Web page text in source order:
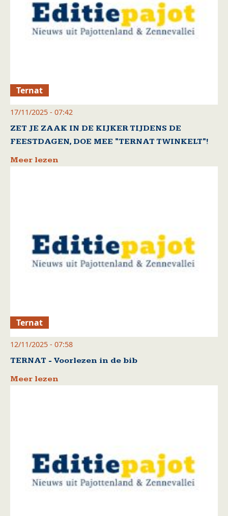
Ternat
17/11/2025 - 07:42
ZET JE ZAAK IN DE KIJKER TIJDENS DE
FEESTDAGEN, DOE MEE "TERNAT TWINKELT"!
Meer lezen
Ternat
12/11/2025 - 07:58
TERNAT - Voorlezen in de bib
Meer lezen